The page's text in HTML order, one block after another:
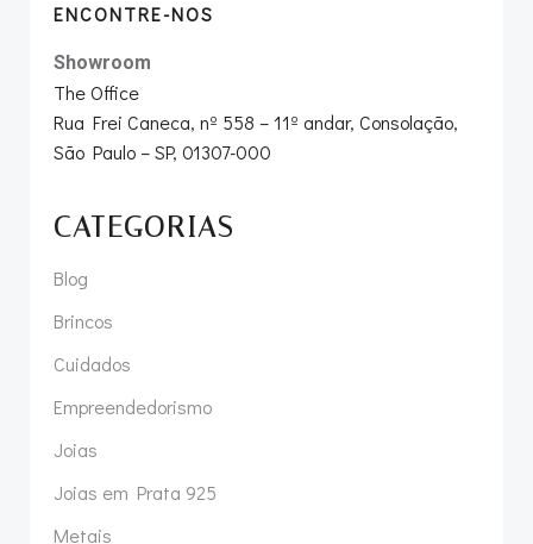
ENCONTRE-NOS
Showroom
The Office
Rua Frei Caneca, nº 558 – 11º andar, Consolação,
São Paulo – SP, 01307-000
CATEGORIAS
Blog
Brincos
Cuidados
Empreendedorismo
Joias
Joias em Prata 925
Metais